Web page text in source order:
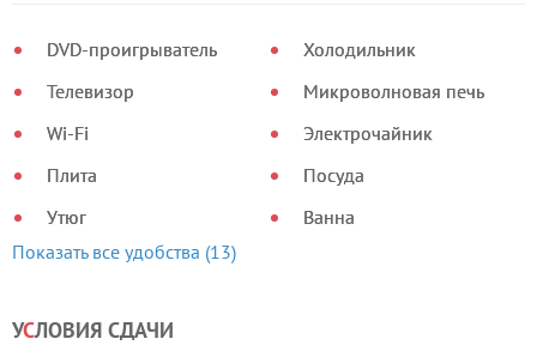
DVD-проигрыватель
Телевизор
Wi-Fi
Плита
Утюг
Холодильник
Микроволновая печь
Электрочайник
Посуда
Ванна
Показать все удобства (13)
УСЛОВИЯ СДАЧИ